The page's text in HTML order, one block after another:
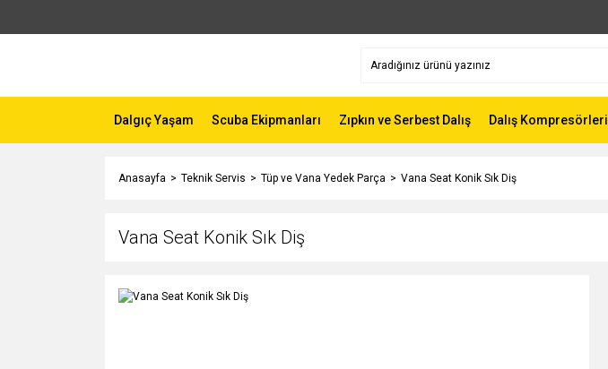
Dalgıç Yaşam Scuba Ekipmanları Zıpkın ve Serbest Dalış Dalış Kompresörleri
Anasayfa Teknik Servis Tüp ve Vana Yedek Parça Vana Seat Konik Sık Diş
Vana Seat Konik Sık Diş